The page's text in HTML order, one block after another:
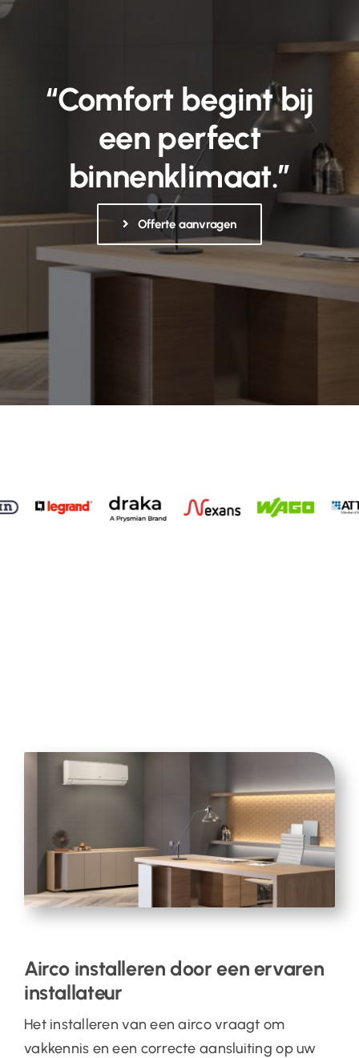
“Comfort begint bij
een perfect
binnenklimaat.”
Offerte aanvragen
Airco installeren door een ervaren
installateur
Het installeren van een airco vraagt om
vakkennis en een correcte aansluiting op uw